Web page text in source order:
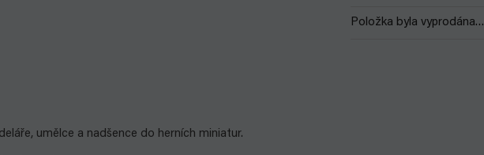
umělce a nadšence do herních miniatur.
Položka byla vyprodána…